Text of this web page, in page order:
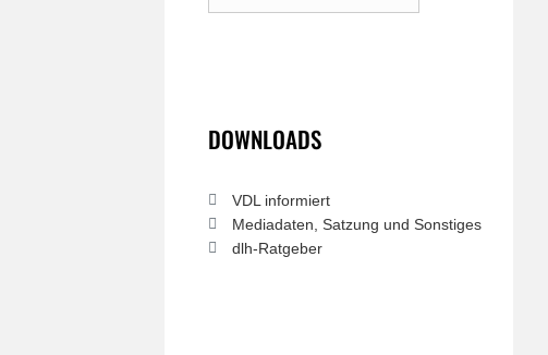
DOWNLOADS
VDL informiert
Mediadaten, Satzung und Sonstiges
dlh-Ratgeber